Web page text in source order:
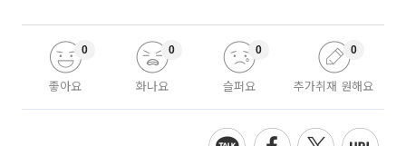
좋아요
0
화나요
0
슬퍼요
0
추가취재 원해요
0